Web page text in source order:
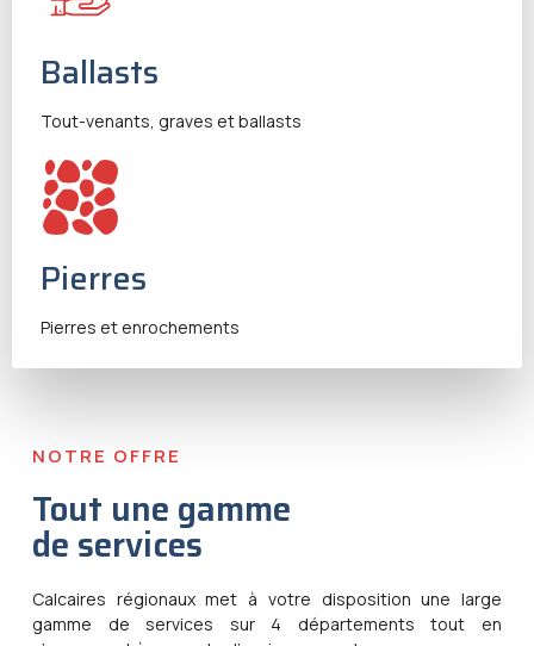
Ballasts
Tout-venants, graves et ballasts
Pierres
Pierres et enrochements
NOTRE OFFRE
Tout une gamme
de services
Calcaires régionaux met à votre disposition une large
gamme de services sur 4 départements tout en